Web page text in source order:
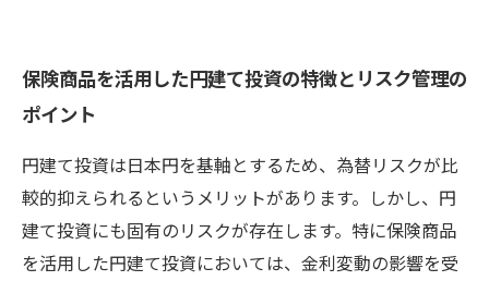
保険商品を活用した円建て投資の特徴とリスク管理の
ポイント
円建て投資は日本円を基軸とするため、為替リスクが比
較的抑えられるというメリットがあります。しかし、円
建て投資にも固有のリスクが存在します。特に保険商品
を活用した円建て投資においては、金利変動の影響を受